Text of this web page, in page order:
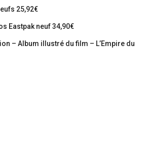
25,92€
Eastpak neuf 34,90€
– Album illustré du film – L’Empire du